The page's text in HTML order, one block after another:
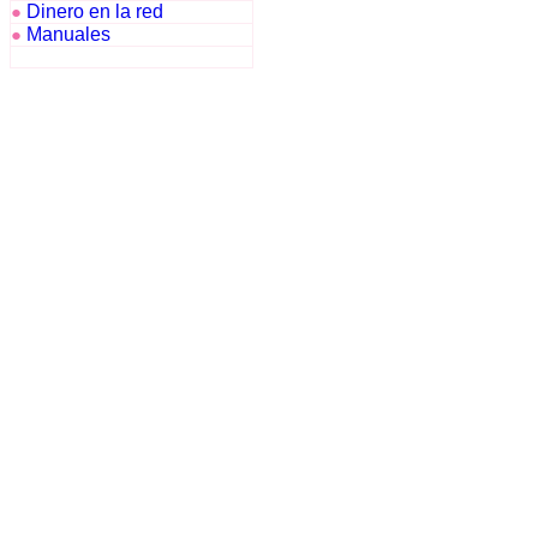
● Dinero en la red
● Manuales